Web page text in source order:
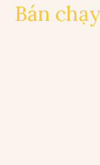
Bán